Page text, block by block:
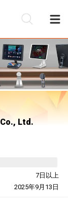
Ltd.
7日以上
2025年9月13日